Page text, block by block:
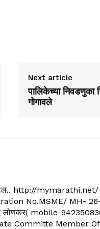
Next article
पालिकेच्या निवडणुका
गोगावले
http://mymarathi.net/
No.MSME/ MH-
लोणकर( mobile-
Committe Member